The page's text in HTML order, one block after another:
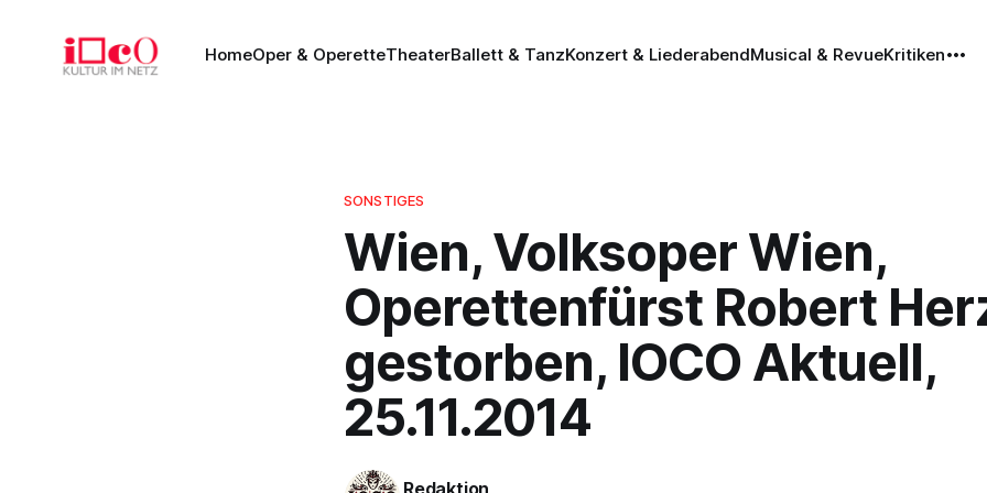
HomeOper & OperetteTheaterBallett & TanzKonzert & LiederabendMusical & RevueKritiken
SONSTIGES
Wien, Volksoper Wien,
Operettenfürst Robert
gestorben, IOCO Aktuell,
25.11.2014
Redaktion